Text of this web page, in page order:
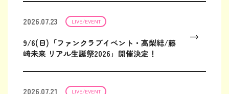
2026.07.23 LIVE/EVENT
9/6(日)「ファンクラブイベント・高梨結/藤
崎未来 リアル生誕祭2026」開催決定！
2026.07.21 LIVE/EVENT